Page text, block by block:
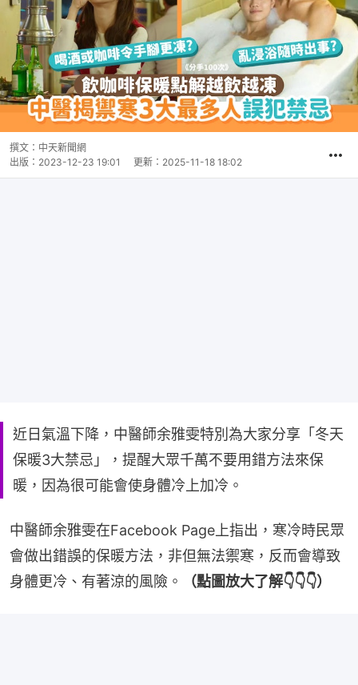
撰文： 中天新聞網
出版： 2023-12-23 19:01 更新： 2025-11-18 18:02
近日氣溫下降，中醫師余雅雯特別為大家分享「冬天
保暖3大禁忌」，提醒大眾千萬不要用錯方法來保
暖，因為很可能會使身體冷上加冷。
中醫師余雅雯在Facebook Page上指出，寒冷時民眾
會做出錯誤的保暖方法，非但無法禦寒，反而會導致
身體更冷、有著涼的風險。
（點圖放大了解👇👇👇）